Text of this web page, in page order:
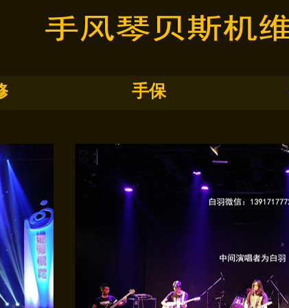
手保